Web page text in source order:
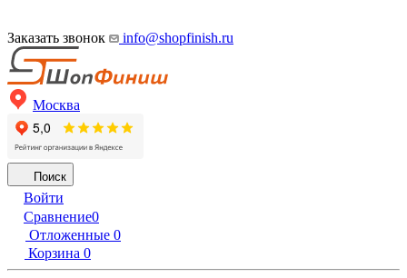
Заказать звонок info@shopfinish.ru
Москва
Поиск
Войти
Сравнение0
Отложенные 0
Корзина 0